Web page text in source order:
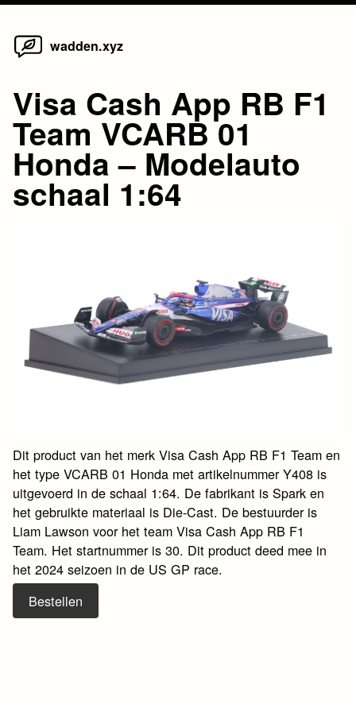
Skip
wadden.xyz
Visa Cash App RB F1
Team VCARB 01
Honda – Modelauto
schaal 1:64
Dit product van het merk Visa Cash App RB F1 Team en
het type VCARB 01 Honda met artikelnummer Y408 is
uitgevoerd in de schaal 1:64. De fabrikant is Spark en
het gebruikte materiaal is Die-Cast. De bestuurder is
Liam Lawson voor het team Visa Cash App RB F1
Team. Het startnummer is 30. Dit product deed mee in
het 2024 seizoen in de US GP race.
Bestellen